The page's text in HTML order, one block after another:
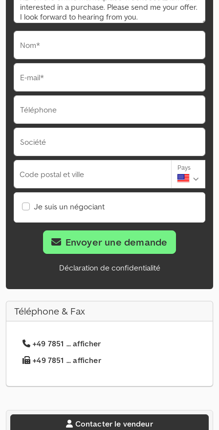
Nom*
E-mail*
Téléphone
Société
Code postal et ville
Pays
Je suis un négociant
Envoyer une demande
Déclaration de confidentialité
Téléphone & Fax
+49 7851 ... afficher
+49 7851 ... afficher
Contacter le vendeur